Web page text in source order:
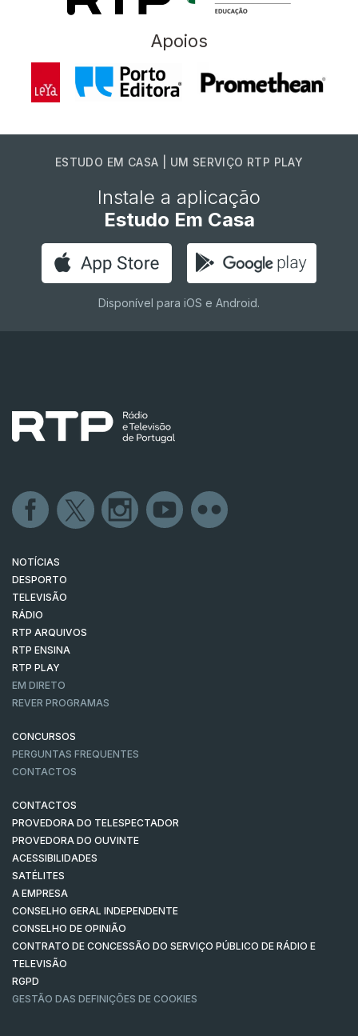
Apoios
ESTUDO EM CASA | UM SERVIÇO RTP PLAY
Instale a aplicação
Estudo Em Casa
Disponível para iOS e Android.
NOTÍCIAS
DESPORTO
TELEVISÃO
RÁDIO
RTP ARQUIVOS
RTP ENSINA
RTP PLAY
EM DIRETO
REVER PROGRAMAS
CONCURSOS
PERGUNTAS FREQUENTES
CONTACTOS
CONTACTOS
PROVEDORA DO TELESPECTADOR
PROVEDORA DO OUVINTE
ACESSIBILIDADES
SATÉLITES
A EMPRESA
CONSELHO GERAL INDEPENDENTE
CONSELHO DE OPINIÃO
CONTRATO DE CONCESSÃO DO SERVIÇO PÚBLICO DE RÁDIO E
TELEVISÃO
RGPD
GESTÃO DAS DEFINIÇÕES DE COOKIES